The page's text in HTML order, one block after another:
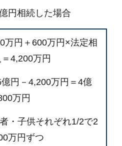
円相続した場合
万円＋600万円×法定相
4,200万円
円－4,200万円＝4億
万円
・子供それぞれ1/2で2
万円ずつ